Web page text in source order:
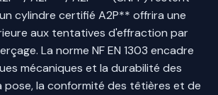
cylindre certifié A2P** offrira une
aux tentatives d'effraction par
La norme NF EN 1303 encadre
mécaniques et la durabilité des
pose, la conformité des têtières et de